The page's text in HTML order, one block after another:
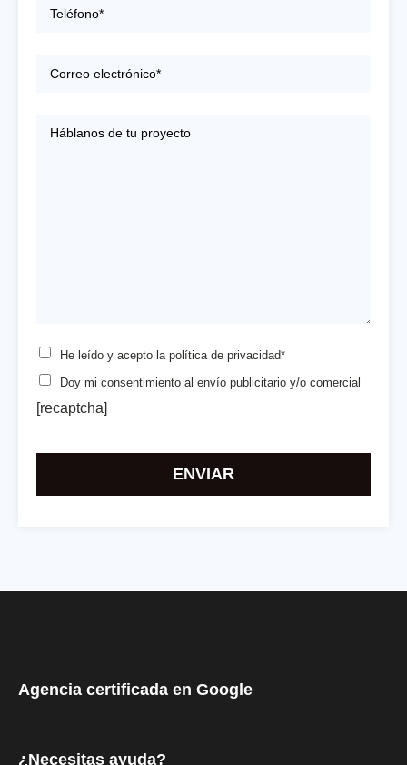
He leído y acepto la política de privacidad*
Doy mi consentimiento al envío publicitario y/o comercial
[recaptcha]
deja
vacío.
Agencia certificada en Google
¿Necesitas ayuda?